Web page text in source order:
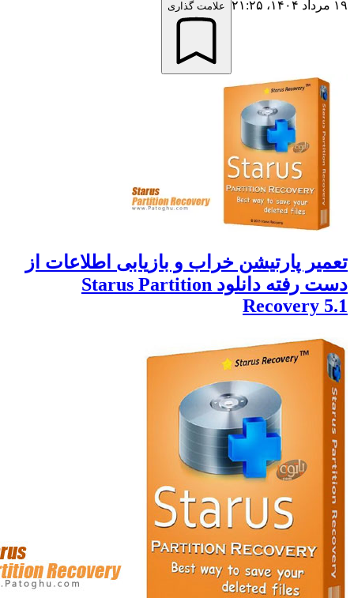
علامت گذاری
پارتیشن خراب و بازیابی اطلاعات از
دست رفته دانلود Starus Partition